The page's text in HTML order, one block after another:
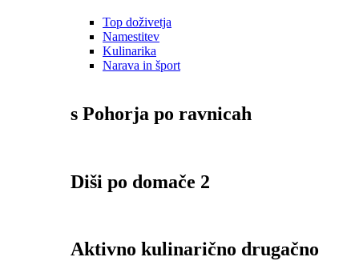
Top doživetja
Namestitev
Kulinarika
Narava in šport
s Pohorja po ravnicah
Diši po domače 2
Aktivno kulinarično drugačno